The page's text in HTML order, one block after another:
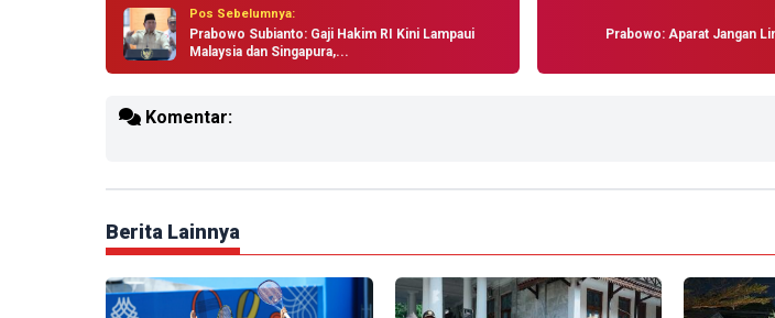
Pos Sebelumnya:
Prabowo Subianto: Gaji Hakim RI Kini Lampaui
Malaysia dan Singapura,...
Prabowo: Aparat Jangan
Komentar:
Berita Lainnya